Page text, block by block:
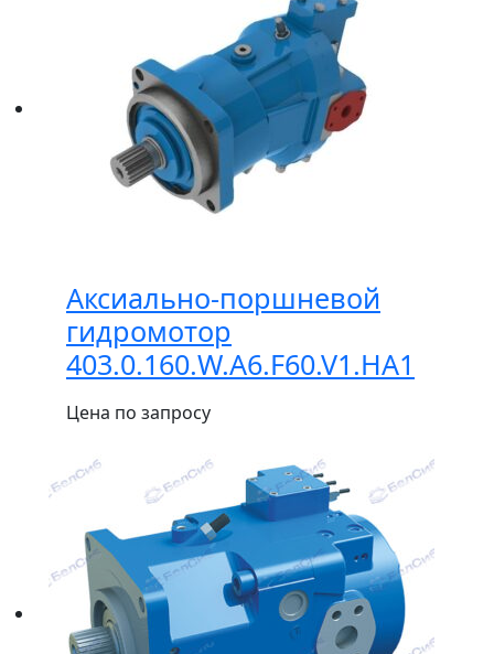
Аксиально-поршневой
гидромотор
403.0.160.W.A6.F60.V1.НА1
Цена по запросу